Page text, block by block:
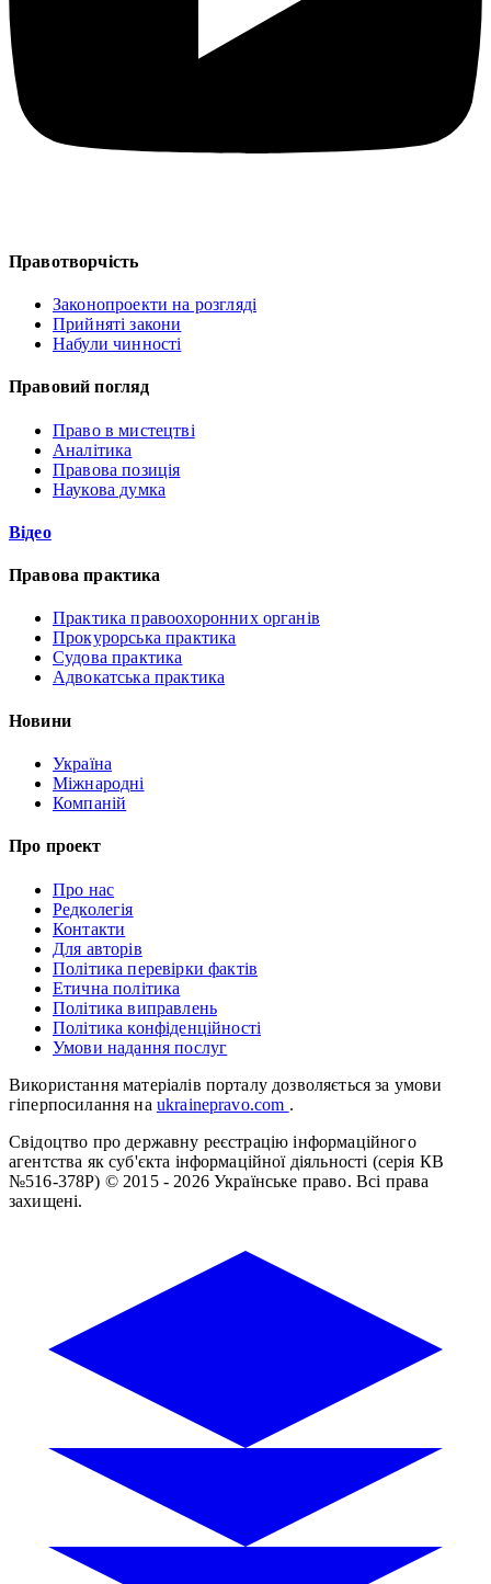
Правотворчість
Законопроекти на розгляді
Прийняті закони
Набули чинності
Правовий погляд
Право в мистецтві
Аналітика
Правова позиція
Наукова думка
Відео
Правова практика
Практика правоохоронних органів
Прокурорська практика
Судова практика
Адвокатська практика
Новини
Україна
Міжнародні
Компаній
Про проект
Про нас
Редколегія
Контакти
Для авторів
Політика перевірки фактів
Етична політика
Політика виправлень
Політика конфіденційності
Умови надання послуг
Використання матеріалів порталу дозволяється за умови
гіперпосилання на ukrainepravo.com .
Свідоцтво про державну реєстрацію інформаційного
агентства як суб'єкта інформаційної діяльності (серія КВ
№516-378Р) © 2015 - 2026 Українське право. Всі права
захищені.